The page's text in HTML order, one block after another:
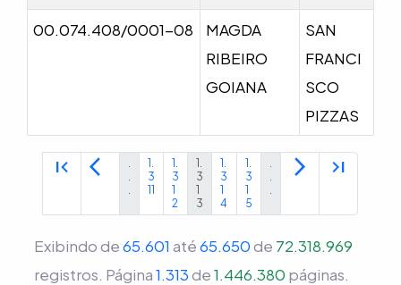
00.074.408/0001-08
MAGDA
RIBEIRO
GOIANA
SAN
FRANCI
SCO
PIZZAS
first_page arrow_back_ios
.
.
.
1.
3
11
1.
3
1
2
1.
3
1
3
1.
3
1
4
1.
3
1
5
.
.
.
arrow_forward_ios last_page
Exibindo de65.601 até65.650de 72.318.969
registros. Página1.313de1.446.380 páginas.